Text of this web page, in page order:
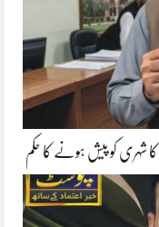
کا شہری کو پیش ہونے کا حکم